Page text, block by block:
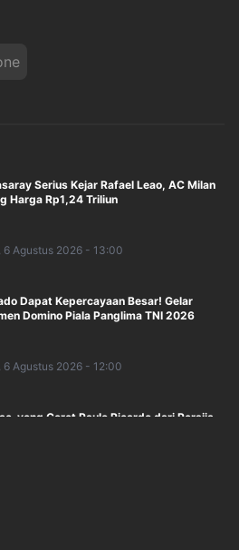
Serius Kejar Rafael Leao, AC Milan
Harga Rp1,24 Triliun
6 Agustus 2026 - 13:00
Dapat Kepercayaan Besar! Gelar
Domino Piala Panglima TNI 2026
6 Agustus 2026 - 12:00
yong Coret Paulo Ricardo dari Persija,